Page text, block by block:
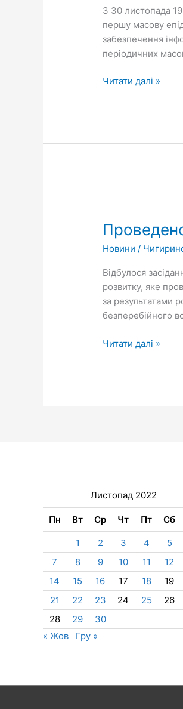
З 30 листопада
першу масову
забезпечення
періодичних
безпеки
–
на
Гіді
Читати далі »
Новини /
Відбулося
розвитку, яке
за результатами
безперебійного
постійних
комісій
міської
ради
Читати далі »
Листопад 2022
Пн Вт Ср Чт Пт Сб
1 2 3 4 5
7
8 9 10 11 12
14
15 16 17 18 19
21
22 23 24 25 26
28
29
30
« Жов
Гру »